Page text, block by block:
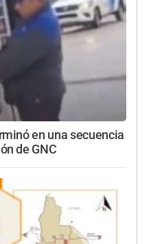
en una secuencia
de GNC